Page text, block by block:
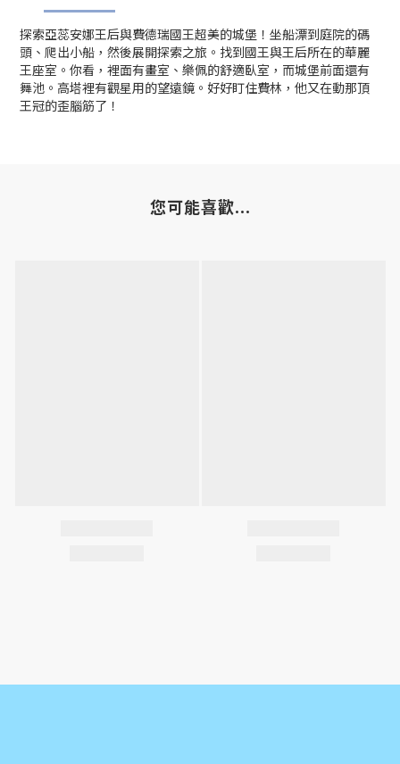
探索亞蕊安娜王后與費德瑞國王超美的城堡！坐船漂到庭院的碼
頭、爬出小船，然後展開探索之旅。找到國王與王后所在的華麗
王座室。你看，裡面有畫室、樂佩的舒適臥室，而城堡前面還有
舞池。高塔裡有觀星用的望遠鏡。好好盯住費林，他又在動那頂
王冠的歪腦筋了！
您可能喜歡...